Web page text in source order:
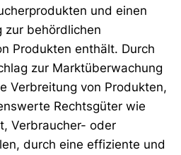
und einen
zur behördlichen
Produkten enthält. Durch
zur Marktüberwachung
Verbreitung von Produkten,
Rechtsgüter wie
Verbraucher- oder
durch eine effiziente und